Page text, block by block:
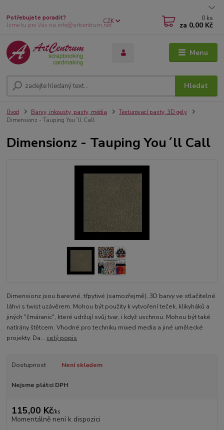
Menu
CZK
Hledat
Potřebujete poradit?
Jsme tu pro Vás na info@artcentrum.net
0 ks
za 0,00 Kč
Úvod Barvy, inkousty, pasty, média
Texturovací pasty, 3D gely
Dimensionz - Tauping You´ll Call
Dimensionz - Tauping You´ll Call
Dimensionz jsou barevné, třpytivé (samozřejmě), 3D barvy ve stlačitelné
láhvi s twist uzávěrem. Mohou být použity k vytvoření teček, klikyháků a
jiných "čmáranic", které udržují svůj tvar, i když uschnou. Mohou být také
natírány štětcem. Vhodné pro techniku mixed media a jiné umělecké
projekty. Da... celý popis
Dostupnost Není skladem
Nejsme plátci DPH
115,00 Kč/ks
Momentálně není k dispozici